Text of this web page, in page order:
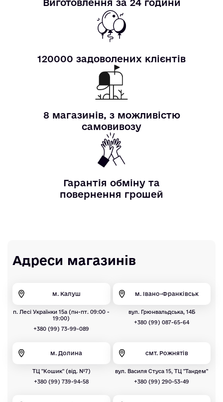
Виготовлення за 24 години
120000 задоволених клієнтів
8 магазинів, з можливістю
самовивозу
Гарантія обміну та
повернення грошей
Адреси магазинів
м. Калуш
п. Лесі Українки 15а (пн-пт. 09:00 -
19:00)
+380 (99) 73-99-089
м. Івано-Франківськ
вул. Грюнвальдська, 14Б
+380 (99) 087-65-64
м. Долина
ТЦ "Кошик" (від. №7)
+380 (99) 739-94-58
смт. Рожнятів
вул. Василя Стуса 15, ТЦ "Тандем"
+380 (99) 290-53-49